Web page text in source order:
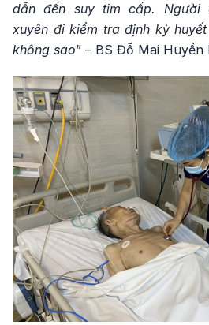
dẫn đến suy tim cấp. Người
xuyên đi kiểm tra định kỳ
không sao” – BS Đỗ Mai Huyền